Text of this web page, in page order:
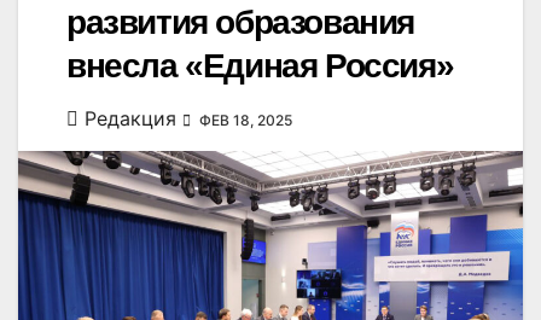
развития образования
внесла «Единая Россия»
Редакция ФЕВ 18, 2025